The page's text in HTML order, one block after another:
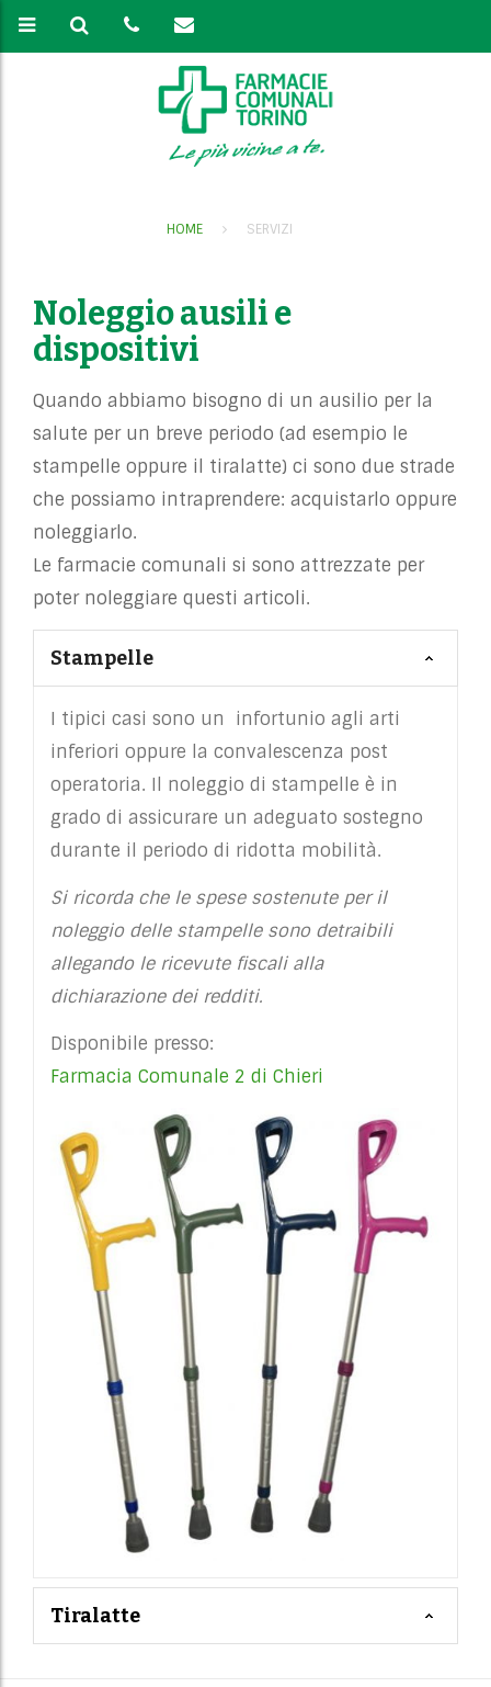
HOME SERVIZI
Noleggio ausili e
dispositivi
Quando abbiamo bisogno di un ausilio per la
salute per un breve periodo (ad esempio le
stampelle oppure il tiralatte) ci sono due strade
che possiamo intraprendere: acquistarlo oppure
noleggiarlo.
Le farmacie comunali si sono attrezzate per
poter noleggiare questi articoli.
Stampelle
I tipici casi sono un infortunio agli arti
inferiori oppure la convalescenza post
operatoria. Il noleggio di stampelle è in
grado di assicurare un adeguato sostegno
durante il periodo di ridotta mobilità.
Si ricorda che le spese sostenute per il
noleggio delle stampelle sono detraibili
allegando le ricevute fiscali alla
dichiarazione dei redditi.
Disponibile presso:
Farmacia Comunale 2 di Chieri
Tiralatte